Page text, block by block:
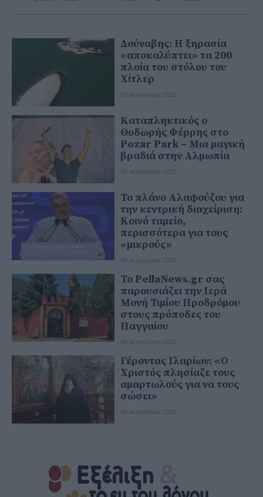
Δούναβης: Η ξηρασία
«αποκαλύπτει» τα 200
πλοία του στόλου του
Χίτλερ
09 Αυγούστου 2026
Καταπληκτικός ο
Θοδωρής Φέρρης στο
Pozar Park – Μια μαγική
βραδιά στην Αλμωπία
09 Αυγούστου 2026
Το πλάνο Αλαφούζου για
την κεντρική διαχείριση:
Κοινό ταμείο,
περισσότερα για τους
«μικρούς»
09 Αυγούστου 2026
Το PellaNews.gr σας
παρουσιάζει την Ιερά
Μονή Τιμίου Προδρόμου
στους πρόποδες του
Παγγαίου
09 Αυγούστου 2026
Γέροντας Ιλαρίων: «Ο
Χριστός πλησίαζε τους
αμαρτωλούς για να τους
σώσει»
09 Αυγούστου 2026